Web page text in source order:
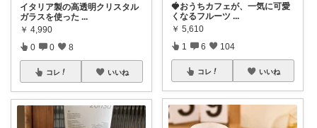
イタリア製の高透明クリスタル
ガラスを使った ...
￥ 4,990
0 0 8
コレ いいね
🍓おうちカフェが、一気に可愛
くなるフルーツ ...
￥ 5,610
1 6 104
コレ いいね